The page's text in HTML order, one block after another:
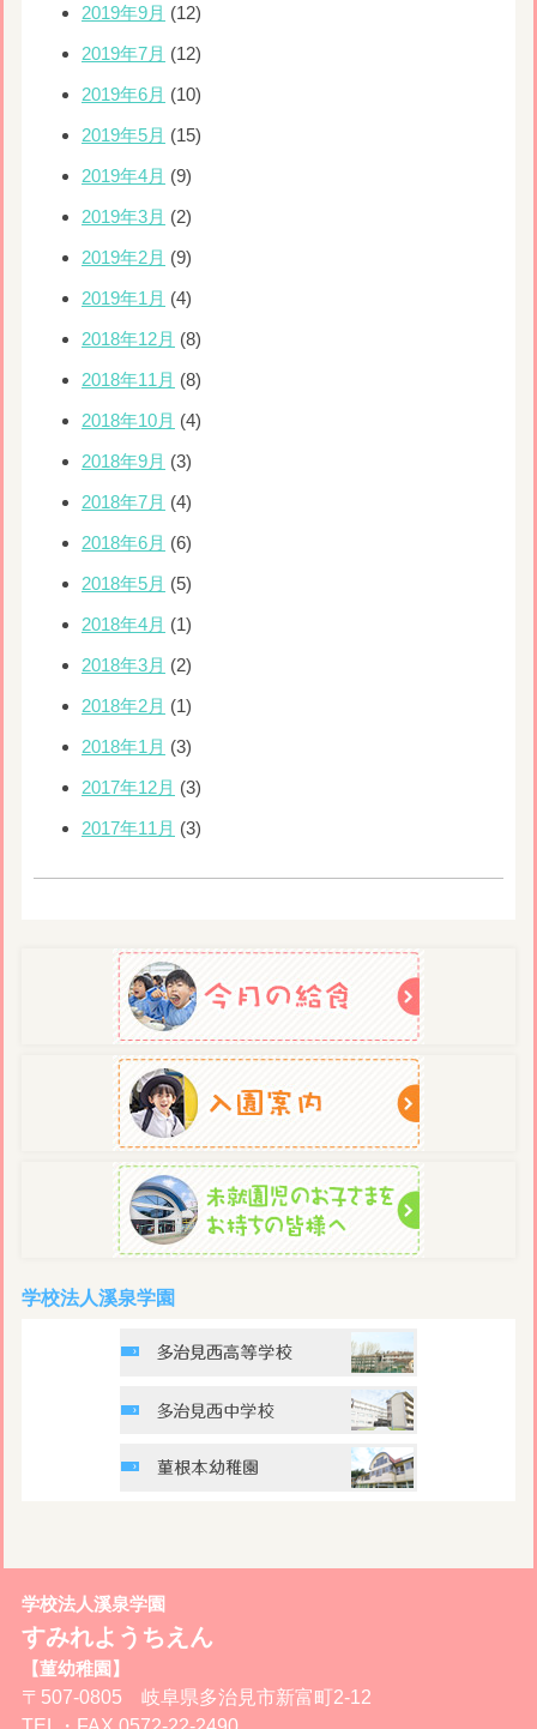
2019年9月 (12)
2019年7月 (12)
2019年6月 (10)
2019年5月 (15)
2019年4月 (9)
2019年3月 (2)
2019年2月 (9)
2019年1月 (4)
2018年12月 (8)
2018年11月 (8)
2018年10月 (4)
2018年9月 (3)
2018年7月 (4)
2018年6月 (6)
2018年5月 (5)
2018年4月 (1)
2018年3月 (2)
2018年2月 (1)
2018年1月 (3)
2017年12月 (3)
2017年11月 (3)
学校法人溪泉学園
学校法人溪泉学園
すみれようちえん
【菫幼稚園】
〒507-0805 岐阜県多治見市新富町2-12